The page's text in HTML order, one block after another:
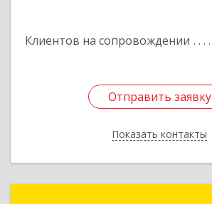
Клиентов на сопровождении
Отправить заявку
Показать контакты
Отправить заявку
Назад